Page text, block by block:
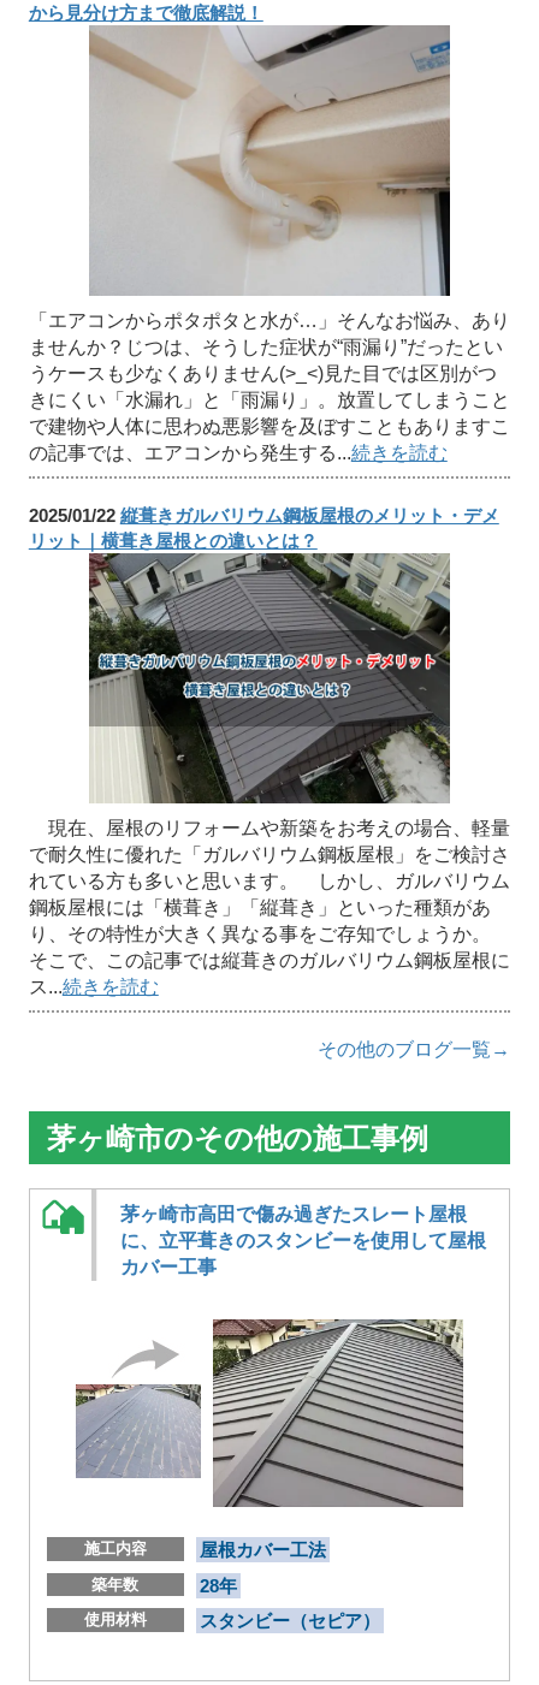
から見分け方まで徹底解説！
「エアコンからポタポタと水が…」そんなお悩み、あり
ませんか？じつは、そうした症状が“雨漏り”だったとい
うケースも少なくありません(>_<)見た目では区別がつ
きにくい「水漏れ」と「雨漏り」。放置してしまうこと
で建物や人体に思わぬ悪影響を及ぼすこともありますこ
の記事では、エアコンから発生する...続きを読む
2025/01/22 縦葺きガルバリウム鋼板屋根のメリット・デメ
リット｜横葺き屋根との違いとは？
現在、屋根のリフォームや新築をお考えの場合、軽量
で耐久性に優れた「ガルバリウム鋼板屋根」をご検討さ
れている方も多いと思います。 しかし、ガルバリウム
鋼板屋根には「横葺き」「縦葺き」といった種類があ
り、その特性が大きく異なる事をご存知でしょうか。
そこで、この記事では縦葺きのガルバリウム鋼板屋根に
ス...続きを読む
その他のブログ一覧→
茅ヶ崎市のその他の施工事例
茅ヶ崎市高田で傷み過ぎたスレート屋根
に、立平葺きのスタンビーを使用して屋根
カバー工事
施工内容 屋根カバー工法
築年数 28年
使用材料 スタンビー（セピア）